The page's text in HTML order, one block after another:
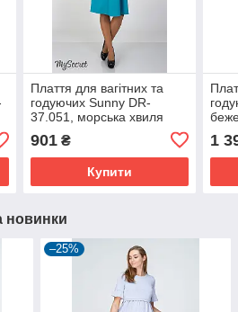
Плаття для вагітних та
годуючих Sunny DR-
37.051, морська хвиля
901₴
Купити
1
новинки
–25%